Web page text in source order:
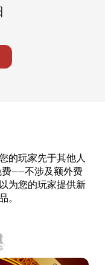
的玩家先于其他人
——不涉及额外费
为您的玩家提供新
。